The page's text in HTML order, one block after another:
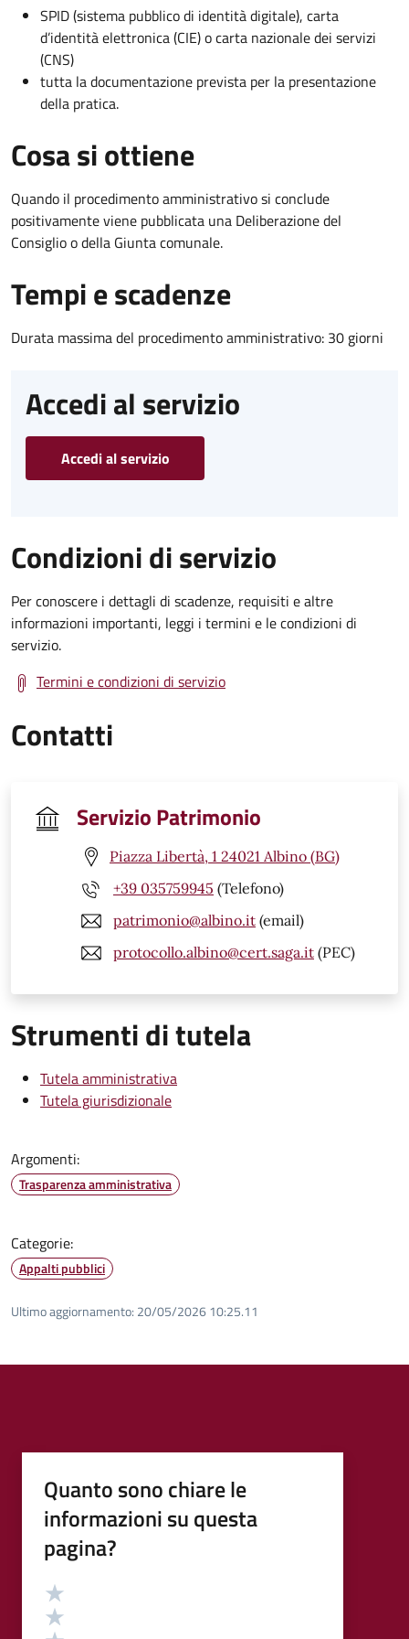
SPID (sistema pubblico di identità digitale), carta
d’identità elettronica (CIE) o carta nazionale dei servizi
(CNS)
tutta la documentazione prevista per la presentazione
della pratica.
Cosa si ottiene
Quando il procedimento amministrativo si conclude
positivamente viene pubblicata una Deliberazione del
Consiglio o della Giunta comunale.
Tempi e scadenze
Durata massima del procedimento amministrativo: 30 giorni
Accedi al servizio
Accedi al servizio
Condizioni di servizio
Per conoscere i dettagli di scadenze, requisiti e altre
informazioni importanti, leggi i termini e le condizioni di
servizio.
Termini e condizioni di servizio
Contatti
Servizio Patrimonio
Piazza Libertà, 1 24021 Albino (BG)
+39 035759945 (Telefono)
patrimonio@albino.it (email)
protocollo.albino@cert.saga.it (PEC)
Strumenti di tutela
Tutela amministrativa
Tutela giurisdizionale
Argomenti:
Trasparenza amministrativa
Categorie:
Appalti pubblici
Ultimo aggiornamento: 20/05/2026 10:25.11
Quanto sono chiare le
informazioni su questa
pagina?
Valutazione